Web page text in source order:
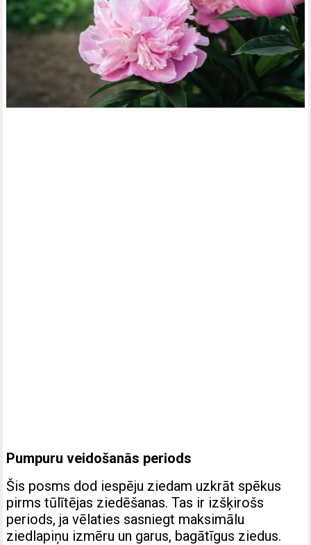
Pumpuru veidošanās periods
Šis posms dod iespēju ziedam uzkrāt spēkus
pirms tūlītējas ziedēšanas. Tas ir izšķirošs
periods, ja vēlaties sasniegt maksimālu
ziedlapiņu izmēru un garus, bagātīgus ziedus.